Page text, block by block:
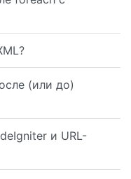
(или до)
и URL-